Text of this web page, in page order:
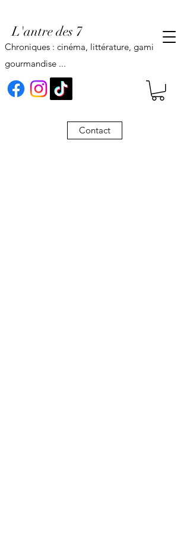
L'antre des 7
Contact
Chroniques : cinéma, littérature, gaming,
gourmandise ...